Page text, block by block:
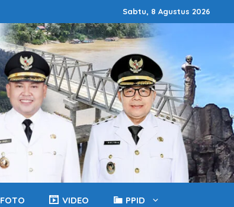
Sabtu, 8 Agustus 2026
FOTO VIDEO PPID